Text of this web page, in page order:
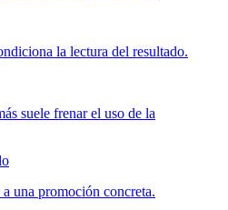
la lectura del resultado.
suele frenar el uso de la
una promoción concreta.